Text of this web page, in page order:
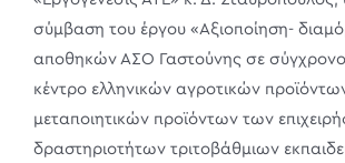
σύμβαση του έργου «Αξιοποίηση-
αποθηκών ΑΣΟ Γαστούνης σε σύγχρονο
κέντρο ελληνικών αγροτικών
μεταποιητικών προϊόντων των
δραστηριοτήτων τριτοβάθμιων